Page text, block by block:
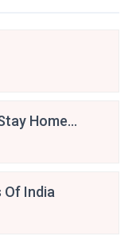
Home
Of India